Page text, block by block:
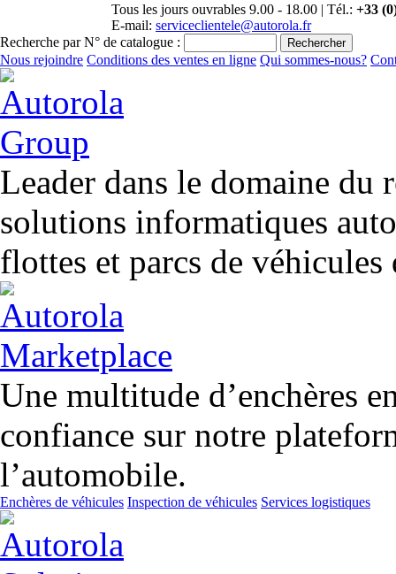
Tous les jours ouvrables 9.00 - 18.00 | Tél.: +33
E-mail: serviceclientele@autorola.fr
Recherche par N° de catalogue :
Nous rejoindre Conditions des ventes en ligne Qui sommes-nous?
Leader dans le domaine du
solutions informatiques
flottes et parcs de véhicules
Une multitude d’enchères
confiance sur notre
l’automobile.
Enchères de véhicules Inspection de véhicules Services logistiques